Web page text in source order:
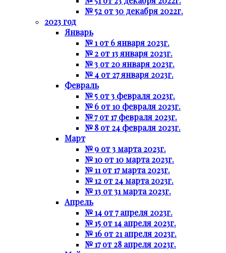
№ 52 от 30 декабря 2022г.
2023 год
Январь
№ 1 от 6 января 2023г.
№ 2 от 13 января 2023г.
№ 3 от 20 января 2023г.
№ 4 от 27 января 2023г.
Февраль
№ 5 от 3 февраля 2023г.
№ 6 от 10 февраля 2023г.
№ 7 от 17 февраля 2023г.
№ 8 от 24 февраля 2023г.
Март
№ 9 от 3 марта 2023г.
№ 10 от 10 марта 2023г.
№ 11 от 17 марта 2023г.
№ 12 от 24 марта 2023г.
№ 13 от 31 марта 2023г.
Апрель
№ 14 от 7 апреля 2023г.
№ 15 от 14 апреля 2023г.
№ 16 от 21 апреля 2023г.
№ 17 от 28 апреля 2023г.